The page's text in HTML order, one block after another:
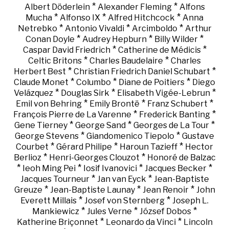
Albert Döderlein* Alexander Fleming* Alfons
Mucha * Alfonso IX * Alfred Hitchcock * Anna
Netrebko * Antonio Vivaldi* Arcimboldo * Arthur
Conan Doyle * Audrey Hepburn * Billy Wilder *
Caspar David Friedrich* Catherine de Médicis*
Celtic Britons * Charles Baudelaire * Charles
Herbert Best * Christian Friedrich Daniel Schubart *
Claude Monet * Columbo * Diane de Poitiers * Diego
Velázquez * Douglas Sirk * Elisabeth Vigée-Lebrun*
Emil von Behring * Emily Brontë * Franz Schubert *
François Pierre de La Varenne * Frederick Banting *
Gene Tierney * George Sand * Georges de La Tour *
George Stevens * Giandomenico Tiepolo * Gustave
Courbet * Gérard Philipe * Haroun Tazieff * Hector
Berlioz * Henri-Georges Clouzot * Honoré de Balzac
* Ieoh Ming Pei * Iosif Ivanovici * Jacques Becker *
Jacques Tourneur* Jan van Eyck * Jean-Baptiste
Greuze * Jean-Baptiste Launay* Jean Renoir* John
Everett Millais * Josef von Sternberg * Joseph L.
Mankiewicz * Jules Verne * József Dobos *
Katherine Briçonnet * Leonardo da Vinci* Lincoln